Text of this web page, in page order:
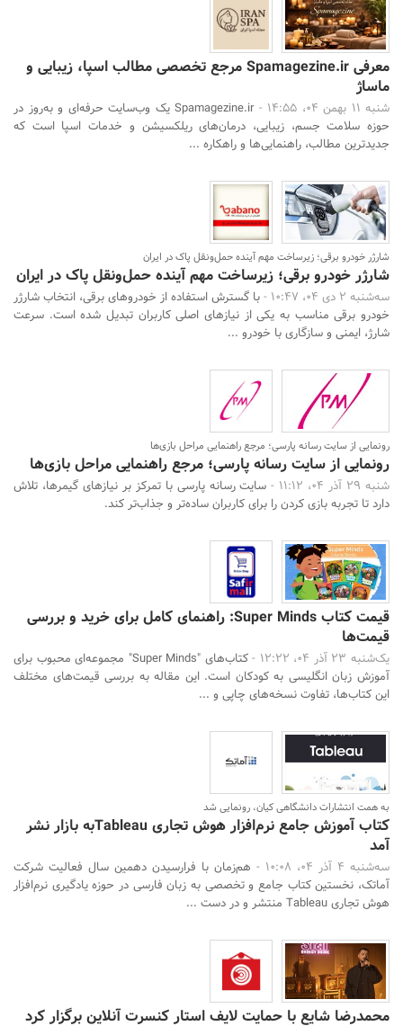
معرفی Spamagezine.ir مرجع تخصصی مطالب اسپا، زیبایی و
ماساژ
شنبه 11 بهمن 04، 14:55 -
Spamagezine.ir یک وب‌سایت حرفه‌ای و به‌روز در
حوزه سلامت جسم، زیبایی، درمان‌های ریلکسیشن و خدمات اسپا است که
جدیدترین مطالب، راهنمایی‌ها و راهکاره ...
شارژر خودرو برقی؛ زیرساخت مهم آینده حمل‌ونقل پاک در ایران
شارژر خودرو برقی؛ زیرساخت مهم آینده حمل‌ونقل پاک در ایران
سه‌شنبه 2 دی 04، 10:47 -
با گسترش استفاده از خودروهای برقی، انتخاب شارژر
خودرو برقی مناسب به یکی از نیازهای اصلی کاربران تبدیل شده است. سرعت
شارژ، ایمنی و سازگاری با خودرو ...
رونمایی از سایت رسانه پارسی؛ مرجع راهنمایی مراحل بازی‌ها
رونمایی از سایت رسانه پارسی؛ مرجع راهنمایی مراحل بازی‌ها
شنبه 29 آذر 04، 11:12 -
سایت رسانه پارسی با تمرکز بر نیازهای گیمرها، تلاش
دارد تا تجربه بازی کردن را برای کاربران ساده‌تر و جذاب‌تر کند.
قیمت کتاب Super Minds: راهنمای کامل برای خرید و بررسی
قیمت‌ها
یک‌شنبه 23 آذر 04، 12:22 -
کتاب‌های "Super Minds" مجموعه‌ای محبوب برای
آموزش زبان انگلیسی به کودکان است. این مقاله به بررسی قیمت‌های مختلف
این کتاب‌ها، تفاوت نسخه‌های چاپی و ...
به همت انتشارات دانشگاهی کیان، رونمایی شد
کتاب آموزش جامع نرم‌افزار هوش تجاری Tableauبه بازار نشر
آمد
سه‌شنبه 4 آذر 04، 10:08 -
هم‌زمان با فرارسیدن دهمین سال فعالیت شرکت
آماتک، نخستین کتاب جامع و تخصصی به زبان فارسی در حوزه یادگیری نرم‌افزار
هوش تجاری Tableau منتشر و در دست ...
محمدرضا شایع با حمایت لایف استار کنسرت آنلاین برگزار کرد